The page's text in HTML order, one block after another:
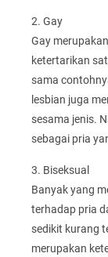
2. Gay
Gay
ketertarikan
sama
lesbian juga
sesama jenis.
sebagai pria
3. Biseksual
Banyak yang
terhadap pria
sedikit kurang
merupakan